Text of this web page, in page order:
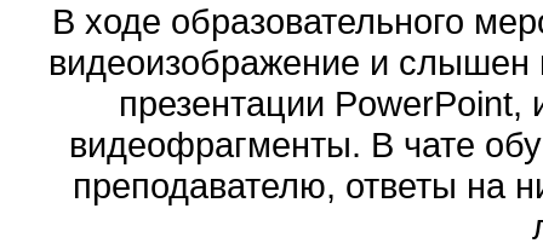
В ходе образовательного
видеоизображение и слышен
презентации PowerPoint,
видеофрагменты. В чате
преподавателю, ответы на